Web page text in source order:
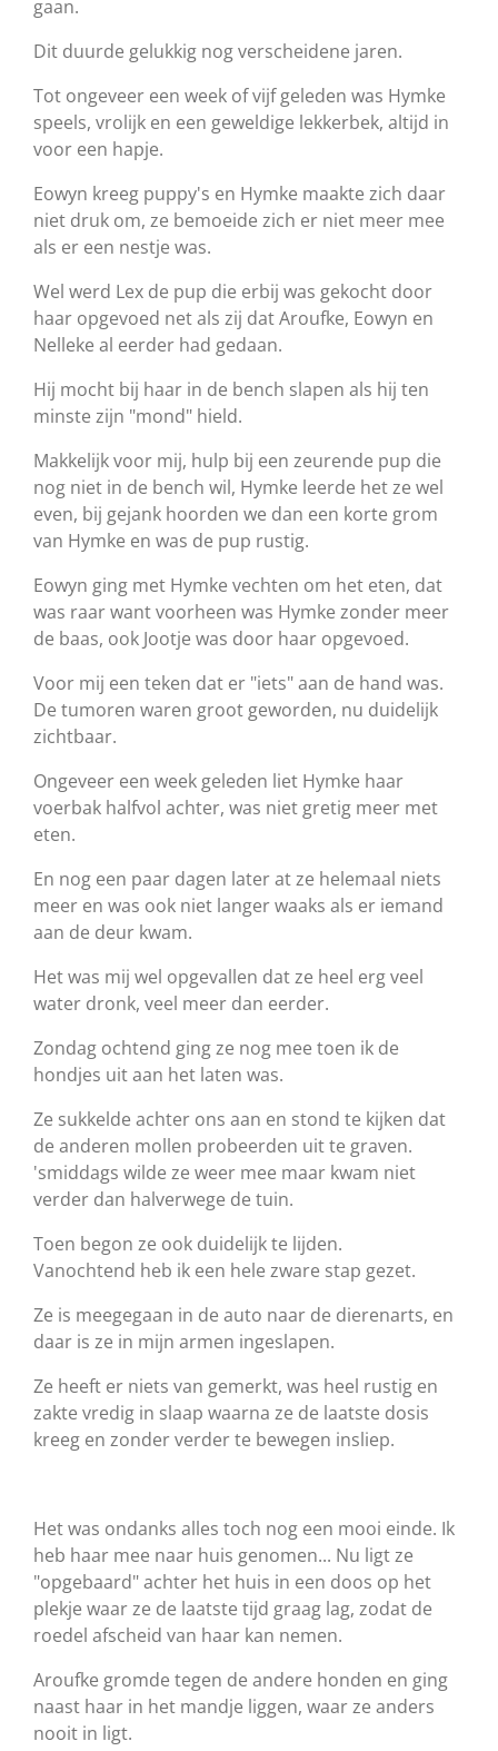
gaan.
Dit duurde gelukkig nog verscheidene jaren.
Tot ongeveer een week of vijf geleden was Hymke
speels, vrolijk en een geweldige lekkerbek, altijd in
voor een hapje.
Eowyn kreeg puppy's en Hymke maakte zich daar
niet druk om, ze bemoeide zich er niet meer mee
als er een nestje was.
Wel werd Lex de pup die erbij was gekocht door
haar opgevoed net als zij dat Aroufke, Eowyn en
Nelleke al eerder had gedaan.
Hij mocht bij haar in de bench slapen als hij ten
minste zijn "mond" hield.
Makkelijk voor mij, hulp bij een zeurende pup die
nog niet in de bench wil, Hymke leerde het ze wel
even, bij gejank hoorden we dan een korte grom
van Hymke en was de pup rustig.
Eowyn ging met Hymke vechten om het eten, dat
was raar want voorheen was Hymke zonder meer
de baas, ook Jootje was door haar opgevoed.
Voor mij een teken dat er "iets" aan de hand was.
De tumoren waren groot geworden, nu duidelijk
zichtbaar.
Ongeveer een week geleden liet Hymke haar
voerbak halfvol achter, was niet gretig meer met
eten.
En nog een paar dagen later at ze helemaal niets
meer en was ook niet langer waaks als er iemand
aan de deur kwam.
Het was mij wel opgevallen dat ze heel erg veel
water dronk, veel meer dan eerder.
Zondag ochtend ging ze nog mee toen ik de
hondjes uit aan het laten was.
Ze sukkelde achter ons aan en stond te kijken dat
de anderen mollen probeerden uit te graven.
'smiddags wilde ze weer mee maar kwam niet
verder dan halverwege de tuin.
Toen begon ze ook duidelijk te lijden.
Vanochtend heb ik een hele zware stap gezet.
Ze is meegegaan in de auto naar de dierenarts, en
daar is ze in mijn armen ingeslapen.
Ze heeft er niets van gemerkt, was heel rustig en
zakte vredig in slaap waarna ze de laatste dosis
kreeg en zonder verder te bewegen insliep.
Het was ondanks alles toch nog een mooi einde. Ik
heb haar mee naar huis genomen... Nu ligt ze
"opgebaard" achter het huis in een doos op het
plekje waar ze de laatste tijd graag lag, zodat de
roedel afscheid van haar kan nemen.
Aroufke gromde tegen de andere honden en ging
naast haar in het mandje liggen, waar ze anders
nooit in ligt.